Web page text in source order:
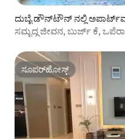
ದುಬೈ ಡೌನ್‌ಟೌನ್ ನಲ್ಲಿ
ಸಮೃದ್ಧ ಜೀವನ, ಬುರ್ಜ್ ಕೆ,
ಸೂಪರ್‌ಹೋಸ್ಟ್
ಸೂಪರ್‌ಹೋಸ್ಟ್